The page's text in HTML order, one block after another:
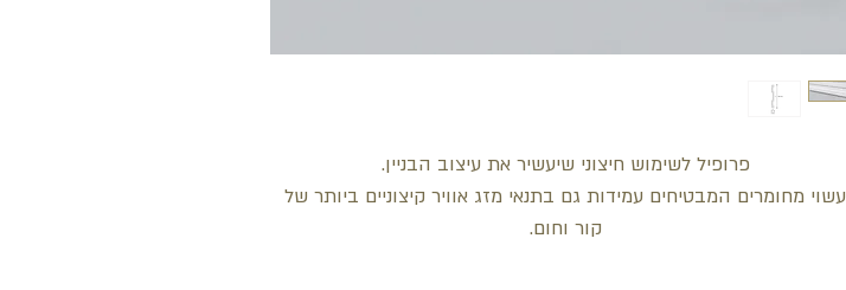
פרופיל לשימוש חיצוני שיעשיר את עיצוב הבניין.
עשוי מחומרים המבטיחים עמידות גם בתנאי מזג אוויר קיצוניים ביותר של
קור וחום.